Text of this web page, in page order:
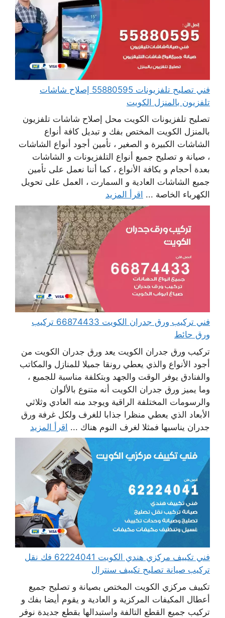
فني تصليح تلفزيونات 55880595 إصلاح شاشات
تلفزيون بالمنزل الكويت
تصليح تلفزيونات الكويت محل إصلاح شاشات تلفزيون
بالمنزل الكويت المختص بفك و تبديل كافة أنواع
الشاشات الكبيرة و الصغير ، تأمين أجود أنواع الشاشات
، صيانة و تصليح جميع أنواع التلفزيونات و الشاشات
بعدة أحجام و بكافة الأنواع ، كما أننا نعمل على تأمين
جميع الشاشات العادية و السمارت ، العمل على تحويل
الكهرباء الخاصة ... اقرأ المزيد
فني تركيب ورق جدران الكويت 66874433 تركيب
ورق حائط
تركيب ورق جدران الكويت يعد ورق جدران الكويت من
أجود الأنواع والذي يعطي رونقا جميلا للمنازل والمكاتب
والفنادق يوفر الوقت والجهد وبتكلفة مناسبة للجميع ،
وما يميز ورق جدران الكويت أنه متنوع بالألوان
والرسومات المختلفة الراقية ويوجد منه العادي وثلاثي
الأبعاد الذي يعطي منظرا جذابا للغرف ولكل غرفة ورق
جدران يناسبها فمثلا لغرف النوم هناك ... اقرأ المزيد
فني تكييف مركزي هندي الكويت 62224041 فك نقل
تركيب صيانة تصليح تكييف سنترال
تكييف مركزي الكويت المختص بصيانة و تصليح جميع
أعطال المكيفات المركزية و العادية و يقوم أيضا بفك و
تركيب جميع القطع التالفة واستبدالها بقطع جديدة نوفر